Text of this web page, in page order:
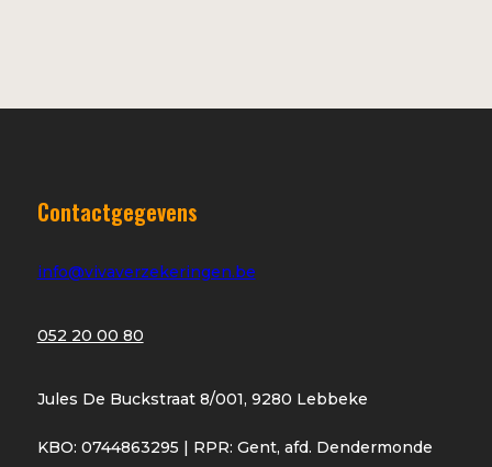
Contactgegevens
info@vivaverzekeringen.be
052 20 00 80
Jules De Buckstraat 8/001, 9280 Lebbeke
KBO: 0744863295 | RPR: Gent, afd. Dendermonde